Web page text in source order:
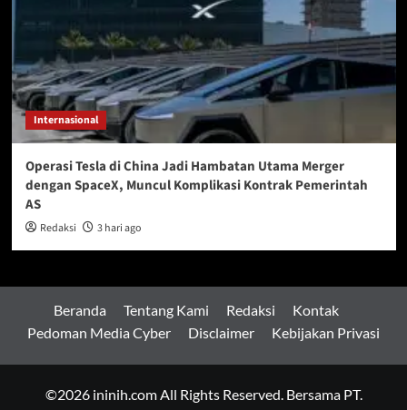
Internasional
Operasi Tesla di China Jadi Hambatan Utama Merger
dengan SpaceX, Muncul Komplikasi Kontrak Pemerintah
AS
Redaksi 3 hari ago
Beranda Tentang Kami Redaksi
Kontak
Pedoman Media Cyber
Disclaimer Kebijakan Privasi
©2026 ininih.com All Rights Reserved. Bersama PT.